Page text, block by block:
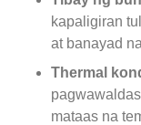
kapaligiran
at banayad
Thermal
mataas na